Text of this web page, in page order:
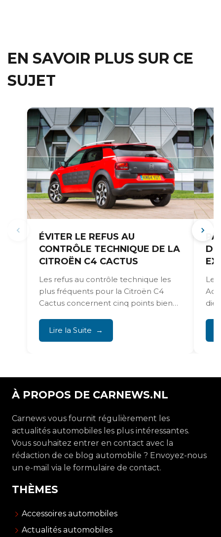
EN SAVOIR PLUS SUR CE
SUJET
ÉVITER LE REFUS AU
CONTRÔLE TECHNIQUE DE LA
CITROËN C4 CACTUS
Les refus au contrôle technique les
plus fréquents pour la Citroën C4
Cactus concernent cinq points bien
Lire la Suite
À PROPOS DE CARNEWS.NL
Carnews vous fournit régulièrement les
actualités automobiles les plus intéressantes.
Vous souhaitez entrer en contact avec la
rédaction de ce blog automobile ? Envoyez-nous
un e-mail via le formulaire de contact.
THÈMES
Accessoires automobiles
Actualités automobiles